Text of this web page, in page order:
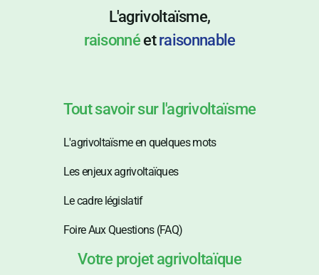
L'agrivoltaïsme,
raisonnéetraisonnable
Tout savoir sur l'agrivoltaïsme
L'agrivoltaïsme en quelques mots
Les enjeux agrivoltaïques
Le cadre législatif
Foire Aux Questions (FAQ)
Votre projet agrivoltaïque